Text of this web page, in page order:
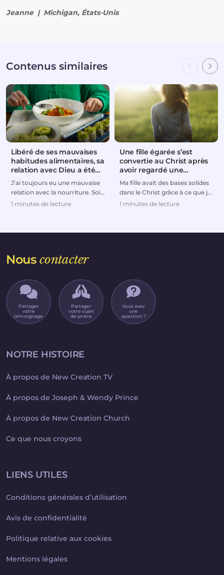
Jeanne | Michigan, États-Unis
Contenus similaires
Libéré de ses mauvaises
habitudes alimentaires, sa
relation avec Dieu a été
rétablie
J’ai toujours eu une mauvaise
relation avec la nourriture. Soit
je mangeais trop, soit je suivais
1 minutes de lecture
Une fille égarée s’est
convertie au Christ après
avoir regardé une
émission télévisée
Ma fille avait des bases solides
dans le Christ grâce à ce que je
lui avais enseigné quand elle
1 minutes de lecture
Nouscontacter
Partager
votre
témoignage
Partager
votre sujet
de prière
Vous avez
une
question ?
NOTRE HISTOIRE
À propos de New Creation TV
À propos de Joseph & Wendy Prince
À propos de New Creation Church
Ce que nous croyons
LIENS UTILES
Conditions générales d’utilisation
Avis de confidentialité
Politique relative aux cookies
Mentions légales